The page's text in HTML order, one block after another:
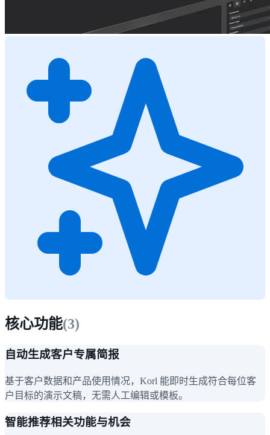
核心功能(3)
自动生成客户专属简报
基于客户数据和产品使用情况，Korl 能即时生成符合每位客
户目标的演示文稿，无需人工编辑或模板。
智能推荐相关功能与机会